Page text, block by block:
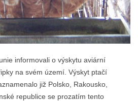
informovali o výskytu aviární
na svém území. Výskyt ptačí
již Polsko, Rakousko,
republice se prozatím tento